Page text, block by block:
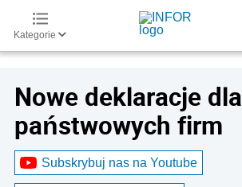
Kategorie
Nowe deklaracje dla
państwowych firm
Subskrybuj nas na Youtube